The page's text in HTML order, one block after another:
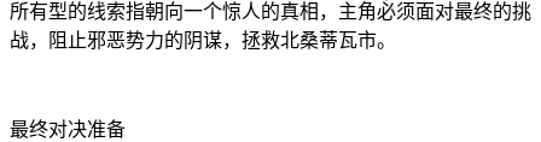
所有型的线索指朝向一个惊人的真相，主角必须面对最终的挑
战，阻止邪恶势力的阴谋，拯救北桑蒂瓦市。
最终对决准备